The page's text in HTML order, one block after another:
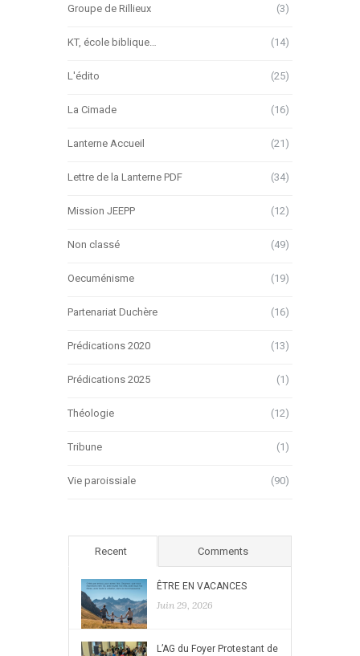
Groupe de Rillieux (3)
KT, école biblique… (14)
L'édito (25)
La Cimade (16)
Lanterne Accueil (21)
Lettre de la Lanterne PDF (34)
Mission JEEPP (12)
Non classé (49)
Oecuménisme (19)
Partenariat Duchère (16)
Prédications 2020 (13)
Prédications 2025 (1)
Théologie (12)
Tribune (1)
Vie paroissiale (90)
Recent Comments
ÊTRE EN VACANCES
Juin 29, 2026
L’AG du Foyer Protestant de